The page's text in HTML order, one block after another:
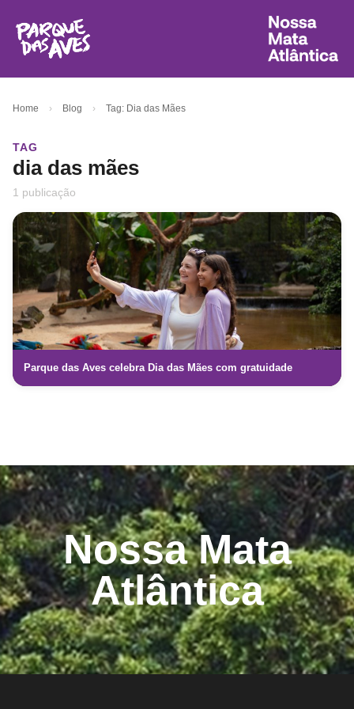
Home › Blog › Tag: Dia das Mães
TAG
dia das mães
1 publicação
Parque das Aves celebra Dia das Mães com gratuidade
Nossa Mata
Atlântica